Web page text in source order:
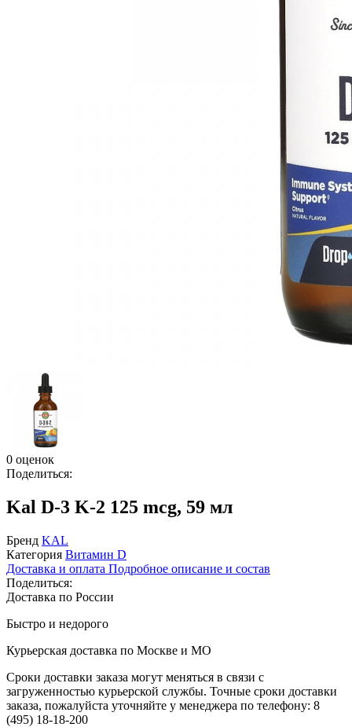
0 оценок
Поделиться:
Kal D-3 K-2 125 mcg, 59 мл
Бренд KAL
Категория Витамин D
Доставка и оплата Подробное описание и состав
Поделиться:
Доставка по России
Быстро и недорого
Курьерская доставка по Москве и МО
Сроки доставки заказа могут меняться в связи с
загруженностью курьерской службы. Точные сроки доставки
заказа, пожалуйста уточняйте у менеджера по телефону: 8
(495) 18-18-200